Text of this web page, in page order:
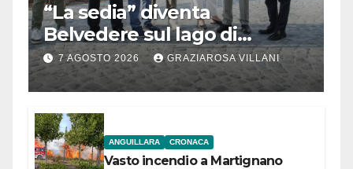
“La sedia” diventa
Belvedere sul lago di
Bracciano: ieri
l’inaugurazione
7 AGOSTO 2026 GRAZIAROSA VILLANI
ANGUILLARA CRONACA
Vasto incendio a Martignano